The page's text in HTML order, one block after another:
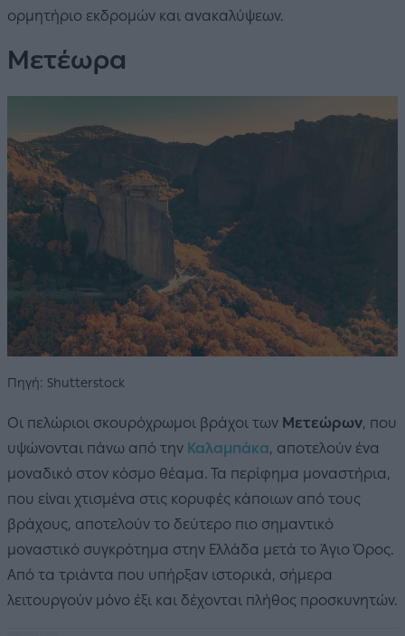
ορμητήριο εκδρομών και ανακαλύψεων.
Μετέωρα
Πηγή: Shutterstock
Οι πελώριοι σκουρόχρωμοι βράχοι των Μετεώρων, που
υψώνονται πάνω από την Καλαμπάκα, αποτελούν ένα
μοναδικό στον κόσμο θέαμα. Τα περίφημα μοναστήρια,
που είναι χτισμένα στις κορυφές κάποιων από τους
βράχους, αποτελούν το δεύτερο πιο σημαντικό
μοναστικό συγκρότημα στην Ελλάδα μετά το Άγιο Όρος.
Από τα τριάντα που υπήρξαν ιστορικά, σήμερα
λειτουργούν μόνο έξι και δέχονται πλήθος προσκυνητών.